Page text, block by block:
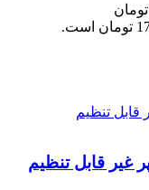
قیمت اصلی 19,088,000 تومان